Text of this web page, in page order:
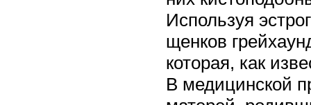
Используя
щенков
которая, как
В медицинской